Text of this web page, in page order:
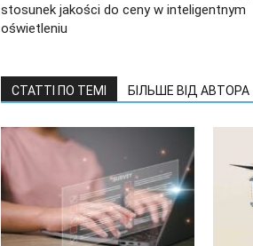
stosunek jakości do ceny w inteligentnym
oświetleniu
СТАТТІ ПО ТЕМІ БІЛЬШЕ ВІД АВТОРА